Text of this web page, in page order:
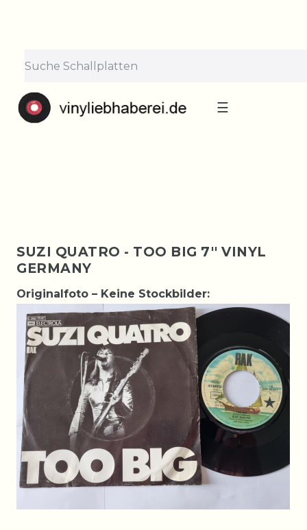
Bestellungen nehmen wir gerne entgegen —
der Versand startet wieder ab Montag, 31.
☰
SUZI QUATRO - TOO BIG 7'' VINYL
GERMANY
Originalfoto – Keine Stockbilder: